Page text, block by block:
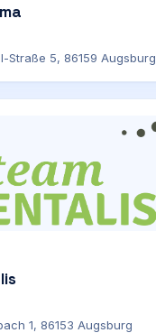
Straße 5, 86159 Augsburg
1, 86153 Augsburg